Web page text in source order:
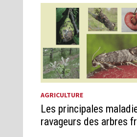
AGRICULTURE
Les principales
ravageurs des arbres